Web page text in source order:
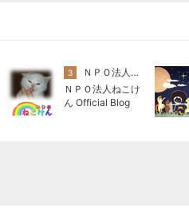
3
ＮＰＯ法人ねこけん
ＮＰＯ法人ねこけ
ん Official Blog